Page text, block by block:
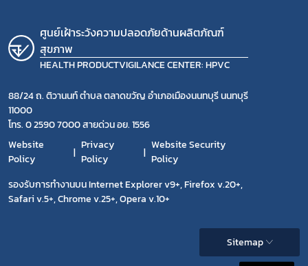
ศูนย์เฝ้าระวังความปลอดภัยด้านผลิตภัณฑ์
สุขภาพ
HEALTH PRODUCTVIGILANCE CENTER: HPVC
88/24 ถ. ติวานนท์ ตำบล ตลาดขวัญ อำเภอเมืองนนทบุรี นนทบุรี
11000
โทร. 0 2590 7000 สายด่วน อย. 1556
Website
Policy
Privacy
Policy
Website Security
Policy
รองรับการทำงานบน Internet Explorer v9+, Firefox v.20+,
Safari v.5+, Chrome v.25+, Opera v.10+
Sitemap